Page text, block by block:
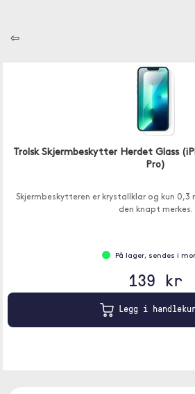
⇦
Trolsk Skjermbeskytter Herdet Glass
Pro)
Skjermbeskytteren er krystallklar og kun 0,3
den knapt merkes.
På lager, sendes i
139 kr
Legg i